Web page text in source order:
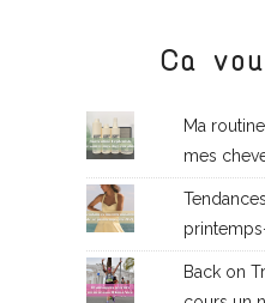
Ca
Ma
mes
Back on